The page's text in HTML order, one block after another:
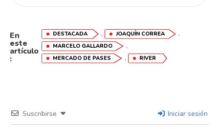
En
este
artículo
:
DESTACADA , JOAQUÍN CORREA ,
MARCELO GALLARDO ,
MERCADO DE PASES , RIVER
Suscribirse Iniciar sesión